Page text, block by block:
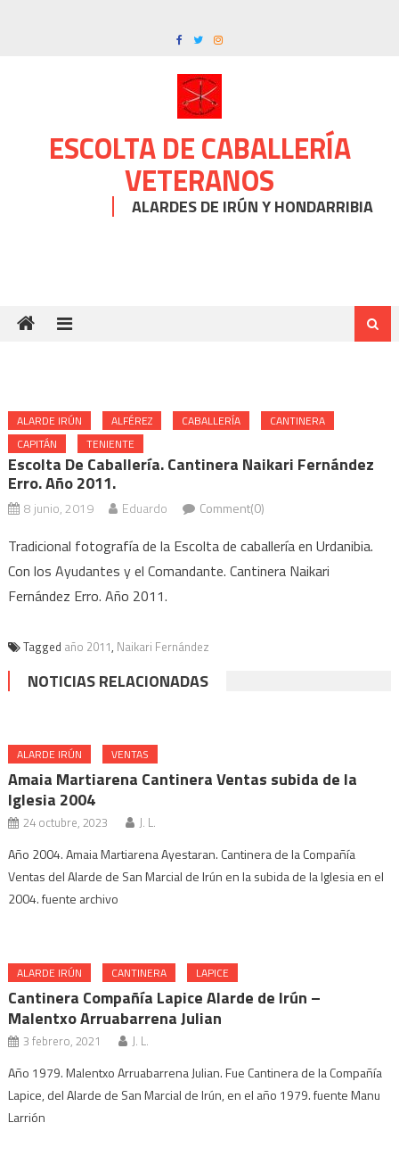
ESCOLTA DE CABALLERÍA
VETERANOS
ALARDES DE IRÚN Y HONDARRIBIA
ALARDE IRÚN ALFÉREZ CABALLERÍA
CANTINERA
CAPITÁN
TENIENTE
Escolta De Caballería. Cantinera Naikari Fernández
Erro. Año 2011.
8 junio, 2019 Eduardo Comment(0)
Tradicional fotografía de la Escolta de caballería en Urdanibia.
Con los Ayudantes y el Comandante. Cantinera Naikari
Fernández Erro. Año 2011.
Tagged año 2011, Naikari Fernández
NOTICIAS RELACIONADAS
ALARDE IRÚN VENTAS
Amaia Martiarena Cantinera Ventas subida de la
Iglesia 2004
24 octubre, 2023 J. L.
Año 2004. Amaia Martiarena Ayestaran. Cantinera de la Compañía
Ventas del Alarde de San Marcial de Irún en la subida de la Iglesia en el
2004. fuente archivo
ALARDE IRÚN CANTINERA LAPICE
Cantinera Compañía Lapice Alarde de Irún –
Malentxo Arruabarrena Julian
3 febrero, 2021 J. L.
Año 1979. Malentxo Arruabarrena Julian. Fue Cantinera de la Compañía
Lapice, del Alarde de San Marcial de Irún, en el año 1979. fuente Manu
Larrión